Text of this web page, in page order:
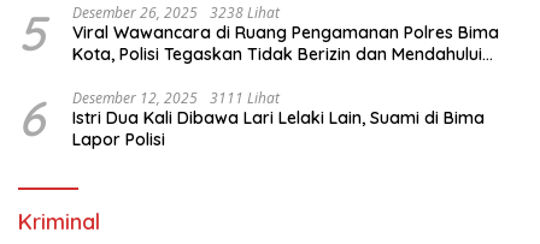
5 Desember 26, 2025 3238 Lihat
Viral Wawancara di Ruang Pengamanan Polres Bima
Kota, Polisi Tegaskan Tidak Berizin dan Mendahului
6 Desember 12, 2025 3111 Lihat
Istri Dua Kali Dibawa Lari Lelaki Lain, Suami di Bima
Lapor Polisi
Kriminal